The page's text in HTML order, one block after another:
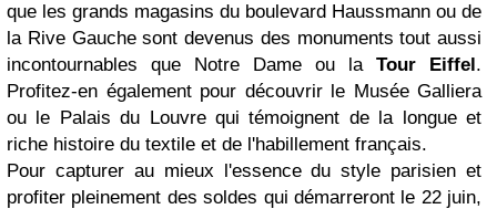
que les grands magasins du boulevard Haussmann ou de
la Rive Gauche sont devenus des monuments tout aussi
incontournables que Notre Dame ou la Tour Eiffel.
Profitez-en également pour découvrir le Musée Galliera
ou le Palais du Louvre qui témoignent de la longue et
riche histoire du textile et de l'habillement français.
Pour capturer au mieux l'essence du style parisien et
profiter pleinement des soldes qui démarreront le 22 juin,